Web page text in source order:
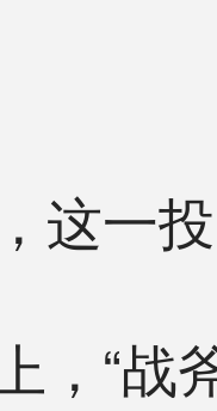
一投
“战斧